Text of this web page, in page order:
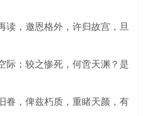
，邀恩格外，许归故宫，旦
；较之惨死，何啻天渊？是
，俾兹朽质，重睹天颜，有